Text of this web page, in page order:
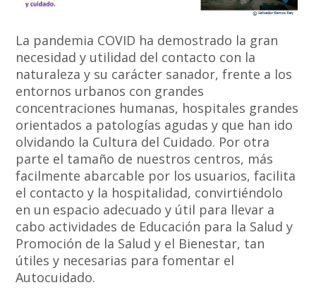
La pandemia COVID ha demostrado la gran
necesidad y utilidad del contacto con la
naturaleza y su carácter sanador, frente a los
entornos urbanos con grandes
concentraciones humanas, hospitales grandes
orientados a patologías agudas y que han ido
olvidando la Cultura del Cuidado. Por otra
parte el tamaño de nuestros centros, más
facilmente abarcable por los usuarios, facilita
el contacto y la hospitalidad, convirtiéndolo
en un espacio adecuado y útil para llevar a
cabo actividades de Educación para la Salud y
Promoción de la Salud y el Bienestar, tan
útiles y necesarias para fomentar el
Autocuidado.